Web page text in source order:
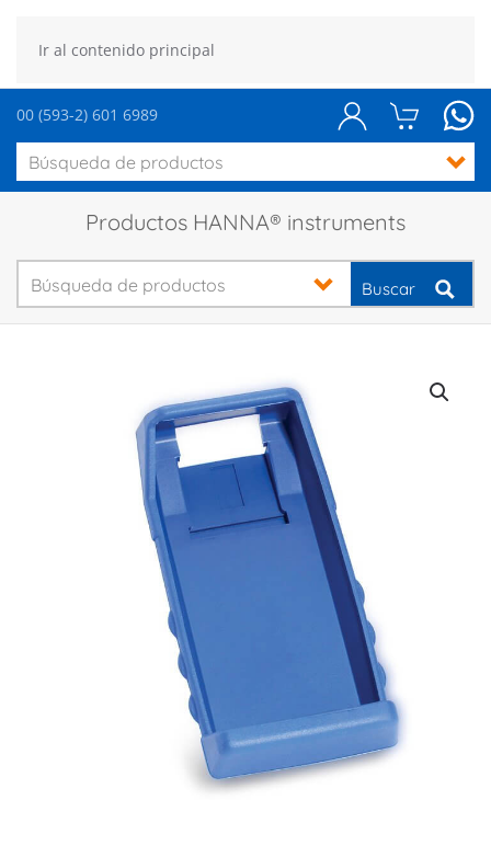
Ir al contenido principal
00 (593-2) 601 6989
Productos HANNA® instruments
Buscar